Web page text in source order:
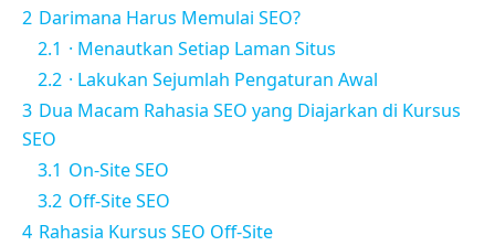
2 Darimana Harus Memulai SEO?
2.1 · Menautkan Setiap Laman Situs
2.2 · Lakukan Sejumlah Pengaturan Awal
3 Dua Macam Rahasia SEO yang Diajarkan di Kursus
SEO
3.1 On-Site SEO
3.2 Off-Site SEO
4 Rahasia Kursus SEO Off-Site